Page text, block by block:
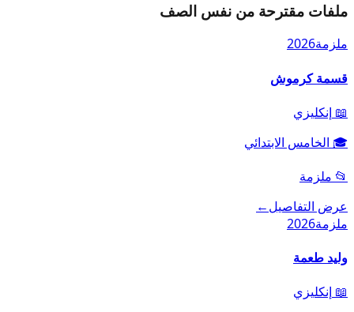
ملفات مقترحة من نفس الصف
ملزمة2026
قسمة كرموش
📖 إنكليزي
🎓 الخامس الابتدائي
📂 ملزمة
عرض التفاصيل←
ملزمة2026
وليد طعمة
📖 إنكليزي